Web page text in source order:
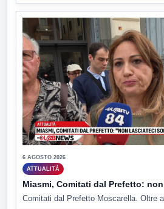
6 AGOSTO 2026
ATTUALITÀ
Miasmi, Comitati dal Prefetto:
Comitati dal Prefetto Moscarella. Oltre